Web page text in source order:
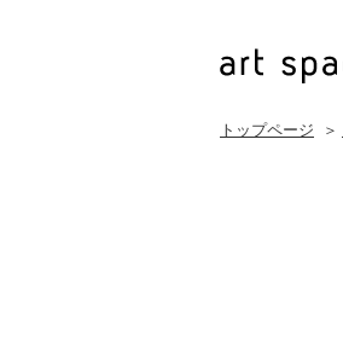
トップページ ＞